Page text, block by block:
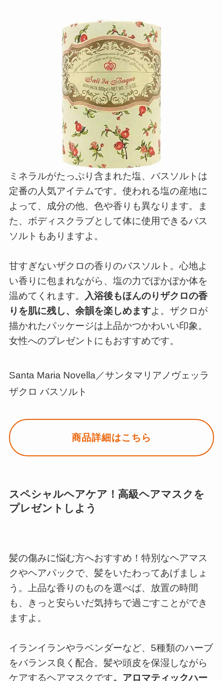
ミネラルがたっぷり含まれた塩、バスソルトは
定番の人気アイテムです。使われる塩の産地に
よって、成分の他、色や香りも異なります。ま
た、ボディスクラブとして体に使用できるバス
ソルトもありますよ。
甘すぎないザクロの香りのバスソルト。心地よ
い香りに包まれながら、塩の力でぽかぽか体を
温めてくれます。
入浴後もほんのりザクロの香
りを肌に残し、余韻を楽しめますよ。ザクロが
描かれたパッケージは上品かつかわいい印象。
女性へのプレゼントにもおすすめです。
Santa Maria Novella／サンタマリアノヴェッラ
ザクロ バスソルト
商品詳細はこちら
スペシャルヘアケア！高級ヘアマスクを
プレゼントしよう
髪の傷みに悩む方へおすすめ！特別なヘアマス
クやヘアパックで、髪をいたわってあげましょ
う。上品な香りのものを選べば、放置の時間
も、きっと安らいだ気持ちで過ごすことができ
ますよ。
イランイランやラベンダーなど、5種類のハーブ
をバランス良く配合。髪や頭皮を保湿しながら
ケアするヘアマスクです。アロマティックハー